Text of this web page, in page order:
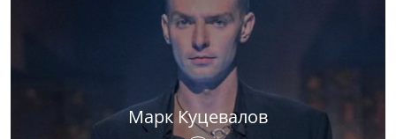
Марк Куцевалов